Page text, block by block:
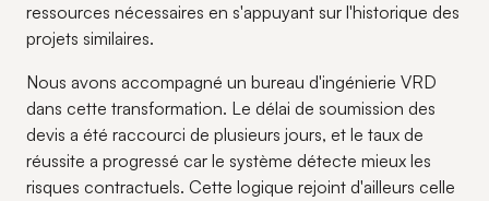
ressources nécessaires en s'appuyant sur l'historique des
projets similaires.
Nous avons accompagné un bureau d'ingénierie VRD
dans cette transformation. Le délai de soumission des
devis a été raccourci de plusieurs jours, et le taux de
réussite a progressé car le système détecte mieux les
risques contractuels. Cette logique rejoint d'ailleurs celle